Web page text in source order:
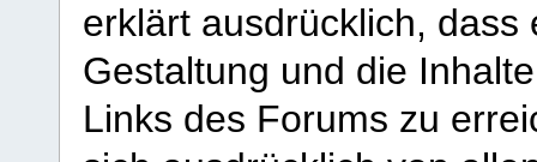
erklärt ausdrücklich,
Gestaltung und die
Links des Forums zu